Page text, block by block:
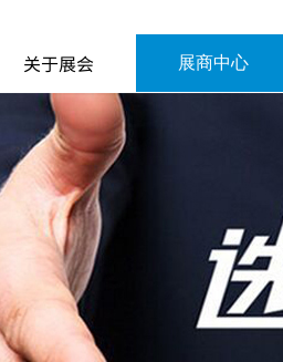
关于展会 展商中心